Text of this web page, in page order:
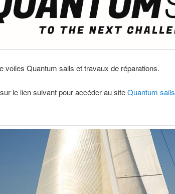
voiles Quantum sails et travaux de réparations.
le lien suivant pour accéder au siteQuantum sails